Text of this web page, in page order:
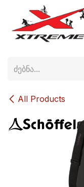
Skip to Content
All Products